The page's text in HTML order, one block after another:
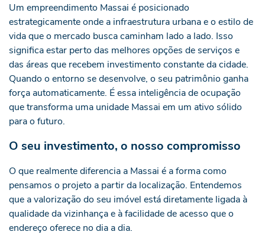
Um empreendimento Massai é posicionado
estrategicamente onde a infraestrutura urbana e o estilo de
vida que o mercado busca caminham lado a lado. Isso
significa estar perto das melhores opções de serviços e
das áreas que recebem investimento constante da cidade.
Quando o entorno se desenvolve, o seu patrimônio ganha
força automaticamente. É essa inteligência de ocupação
que transforma uma unidade Massai em um ativo sólido
para o futuro.
O seu investimento, o nosso compromisso
O que realmente diferencia a Massai é a forma como
pensamos o projeto a partir da localização. Entendemos
que a valorização do seu imóvel está diretamente ligada à
qualidade da vizinhança e à facilidade de acesso que o
endereço oferece no dia a dia.